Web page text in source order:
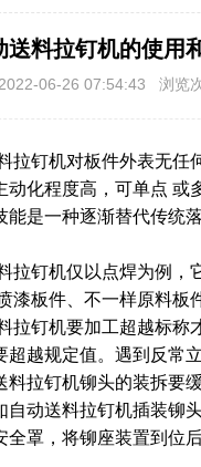
送料拉钉机的使用
06-26 07:54:43 浏览
拉钉机对板件外表无任
动化程度高，可单点 或
能是一种逐渐替代传统
拉钉机仅以点焊为例，
漆板件、不一样原料板
拉钉机要加工超越标称
超越规定值。遇到反常
料拉钉机铆头的装拆要
自动送料拉钉机插装铆
全罩，将铆座装置到位